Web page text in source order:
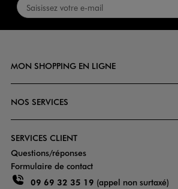
MON SHOPPING EN LIGNE
NOS SERVICES
SERVICES CLIENT
Questions/réponses
Formulaire de contact
09 69 32 35 19 (appel non surtaxé)